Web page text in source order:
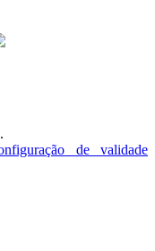
.
de validade